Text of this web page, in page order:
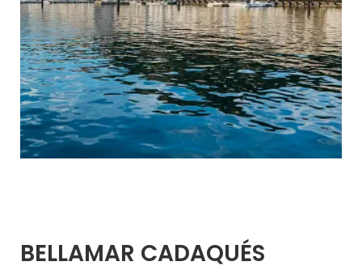
BELLAMAR CADAQUÉS